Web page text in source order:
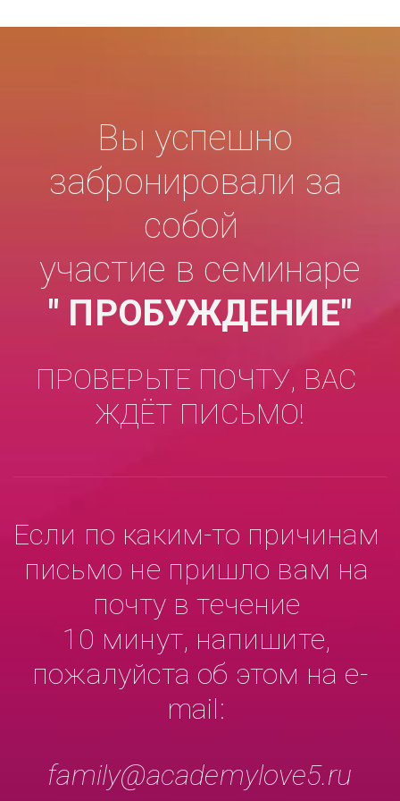
Вы успешно
забронировали за
собой
" ПРОБУЖДЕНИЕ"
ПРОВЕРЬТЕ ПОЧТУ, ВАС
ЖДЁТ ПИСЬМО!
Если по каким-то причинам
письмо не пришло вам на
почту в течение
10 минут, напишите,
пожалуйста об этом на e-
mail:
family@academylove5.ru